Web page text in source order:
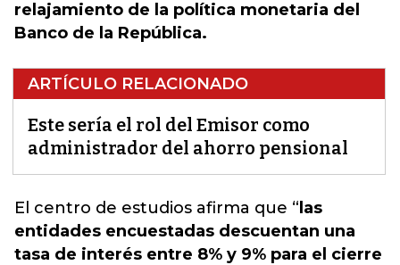
relajamiento de la política monetaria del
Banco de la República.
ARTÍCULO RELACIONADO
Este sería el rol del Emisor como
administrador del ahorro pensional
El centro de estudios afirma que “ las
entidades encuestadas descuentan una
tasa de interés entre 8% y 9% para el cierre